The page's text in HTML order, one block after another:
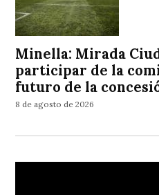
Minella: Mirada
participar de la
futuro de la
8 de agosto de 2026